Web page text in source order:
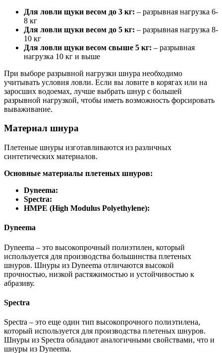
Для ловли щуки весом до 3 кг: – разрывная нагрузка 6-
8 кг
Для ловли щуки весом до 5 кг: – разрывная нагрузка 8-
10 кг
Для ловли щуки весом свыше 5 кг: – разрывная
нагрузка 10 кг и выше
При выборе разрывной нагрузки шнура необходимо
учитывать условия ловли. Если вы ловите в корягах или на
заросших водоемах, лучше выбрать шнур с большей
разрывной нагрузкой, чтобы иметь возможность форсировать
вываживание.
Материал шнура
Плетеные шнуры изготавливаются из различных
синтетических материалов.
Основные материалы плетеных шнуров:
Dyneema:
Spectra:
HMPE (High Modulus Polyethylene):
Dyneema
Dyneema – это высокопрочный полиэтилен, который
используется для производства большинства плетеных
шнуров. Шнуры из Dyneema отличаются высокой
прочностью, низкой растяжимостью и устойчивостью к
абразиву.
Spectra
Spectra – это еще один тип высокопрочного полиэтилена,
который используется для производства плетеных шнуров.
Шнуры из Spectra обладают аналогичными свойствами, что и
шнуры из Dyneema.